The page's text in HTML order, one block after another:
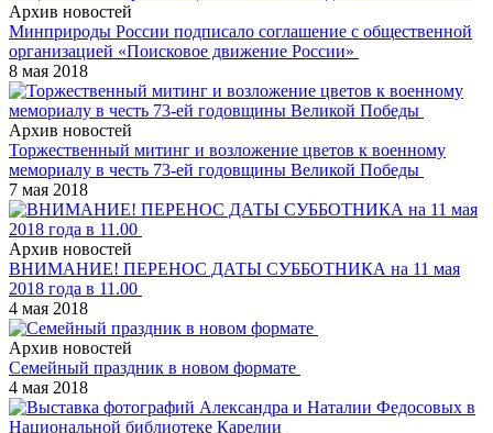
Архив новостей
Минприроды России подписало соглашение с общественной
организацией «Поисковое движение России»
8 мая 2018
Архив новостей
Торжественный митинг и возложение цветов к военному
мемориалу в честь 73-ей годовщины Великой Победы
7 мая 2018
Архив новостей
ВНИМАНИЕ! ПЕРЕНОС ДАТЫ СУББОТНИКА на 11 мая
2018 года в 11.00
4 мая 2018
Архив новостей
Семейный праздник в новом формате
4 мая 2018